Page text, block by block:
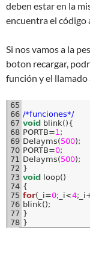
deben estar en la
encuentra el código
Si nos vamos a la
boton recargar,
función y el llamado